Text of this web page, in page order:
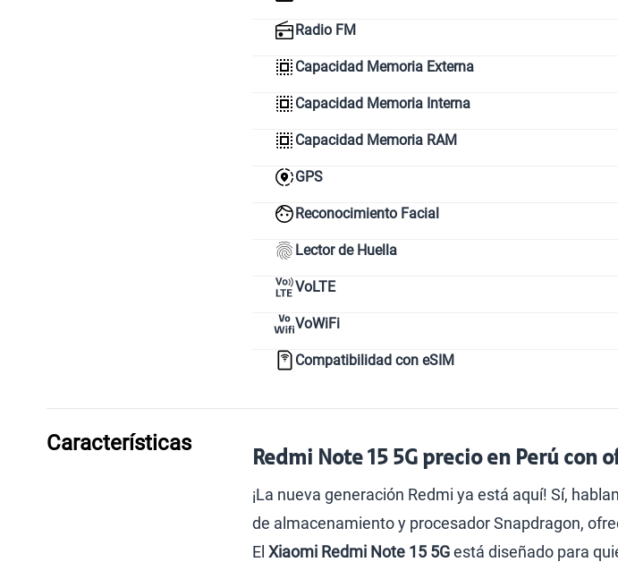
Radio FM
Capacidad Memoria Externa
Capacidad Memoria Interna
Capacidad Memoria RAM
GPS
Reconocimiento Facial
Lector de Huella
VoLTE
VoWiFi
Compatibilidad con eSIM
Características
Redmi Note 15 5G precio en Perú con
¡La nueva generación Redmi ya está aquí! Sí,
de almacenamiento y procesador Snapdragon,
El Xiaomi Redmi Note 15 5Gestá diseñado para